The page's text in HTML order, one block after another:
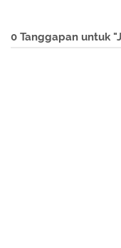
0 Tanggapan untuk